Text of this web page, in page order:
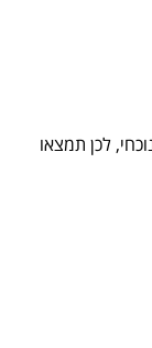
לכן תמצאו